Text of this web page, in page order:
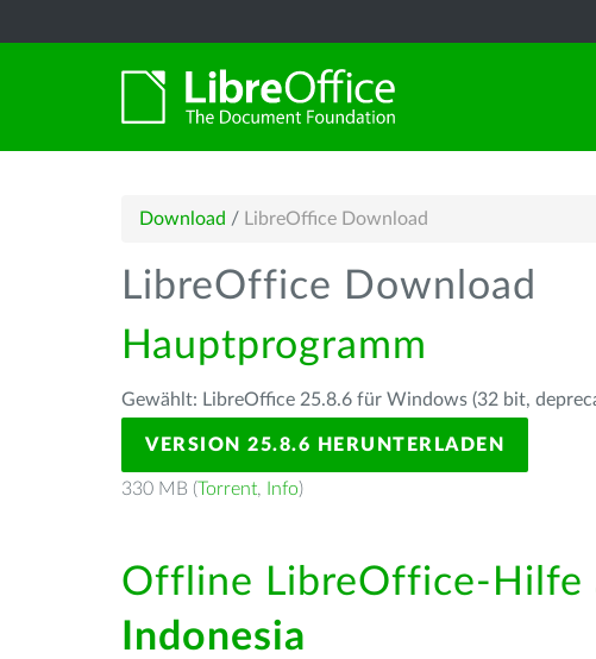
Download / LibreOffice Download
LibreOffice Download
Hauptprogramm
Gewählt: LibreOffice 25.8.6 für Windows (32 bit,
VERSION 25.8.6 HERUNTERLADEN
330 MB (Torrent, Info)
Offline LibreOffice-Hilfe
Indonesia